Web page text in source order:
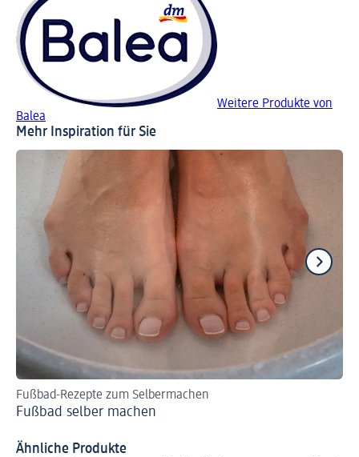
Weitere Produkte von
Balea
Mehr Inspiration für Sie
Fußbad-Rezepte zum Selbermachen
Fußbad selber machen
Ähnliche Produkte